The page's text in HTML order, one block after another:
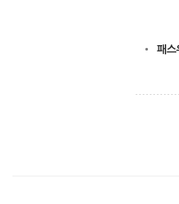
패스